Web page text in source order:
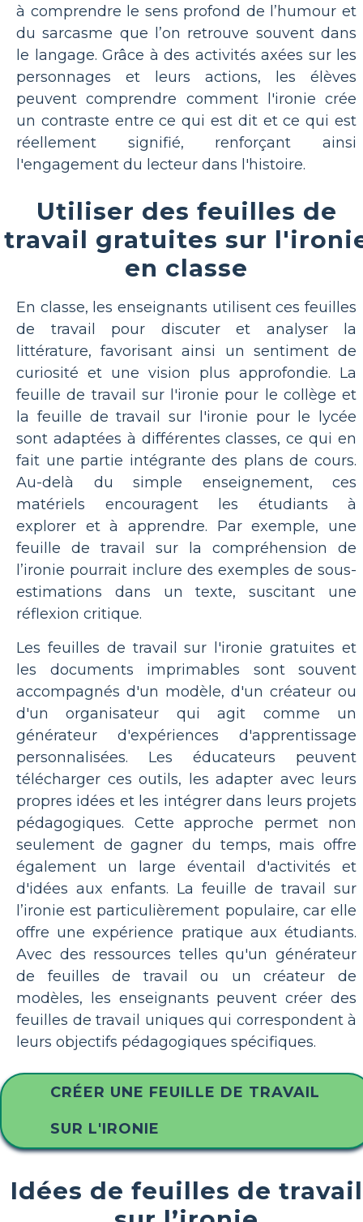
à comprendre le sens profond de l’humour et
du sarcasme que l’on retrouve souvent dans
le langage. Grâce à des activités axées sur les
personnages et leurs actions, les élèves
peuvent comprendre comment l'ironie crée
un contraste entre ce qui est dit et ce qui est
réellement signifié, renforçant ainsi
l'engagement du lecteur dans l'histoire.
Utiliser des feuilles de
travail gratuites sur
en classe
En classe, les enseignants utilisent ces feuilles
de travail pour discuter et analyser la
littérature, favorisant ainsi un sentiment de
curiosité et une vision plus approfondie. La
feuille de travail sur l'ironie pour le collège et
la feuille de travail sur l'ironie pour le lycée
sont adaptées à différentes classes, ce qui en
fait une partie intégrante des plans de cours.
Au-delà du simple enseignement, ces
matériels encouragent les étudiants à
explorer et à apprendre. Par exemple, une
feuille de travail sur la compréhension de
l’ironie pourrait inclure des exemples de sous-
estimations dans un texte, suscitant une
réflexion critique.
Les feuilles de travail sur l'ironie gratuites et
les documents imprimables sont souvent
accompagnés d'un modèle, d'un créateur ou
d'un organisateur qui agit comme un
générateur d'expériences d'apprentissage
personnalisées. Les éducateurs peuvent
télécharger ces outils, les adapter avec leurs
propres idées et les intégrer dans leurs projets
pédagogiques. Cette approche permet non
seulement de gagner du temps, mais offre
également un large éventail d'activités et
d'idées aux enfants. La feuille de travail sur
l’ironie est particulièrement populaire, car elle
offre une expérience pratique aux étudiants.
Avec des ressources telles qu'un générateur
de feuilles de travail ou un créateur de
modèles, les enseignants peuvent créer des
feuilles de travail uniques qui correspondent à
leurs objectifs pédagogiques spécifiques.
CRÉER UNE FEUILLE DE TRAVAIL
SUR L'IRONIE
Idées de feuilles de travail